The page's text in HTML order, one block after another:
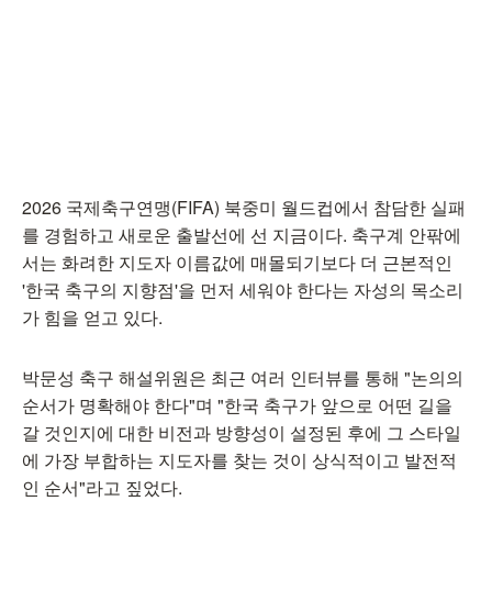
2026 국제축구연맹(FIFA) 북중미 월드컵에서 참담한 실패
를 경험하고 새로운 출발선에 선 지금이다. 축구계 안팎에
서는 화려한 지도자 이름값에 매몰되기보다 더 근본적인
'한국 축구의 지향점'을 먼저 세워야 한다는 자성의 목소리
가 힘을 얻고 있다.
박문성 축구 해설위원은 최근 여러 인터뷰를 통해 "논의의
순서가 명확해야 한다"며 "한국 축구가 앞으로 어떤 길을
갈 것인지에 대한 비전과 방향성이 설정된 후에 그 스타일
에 가장 부합하는 지도자를 찾는 것이 상식적이고 발전적
인 순서"라고 짚었다.